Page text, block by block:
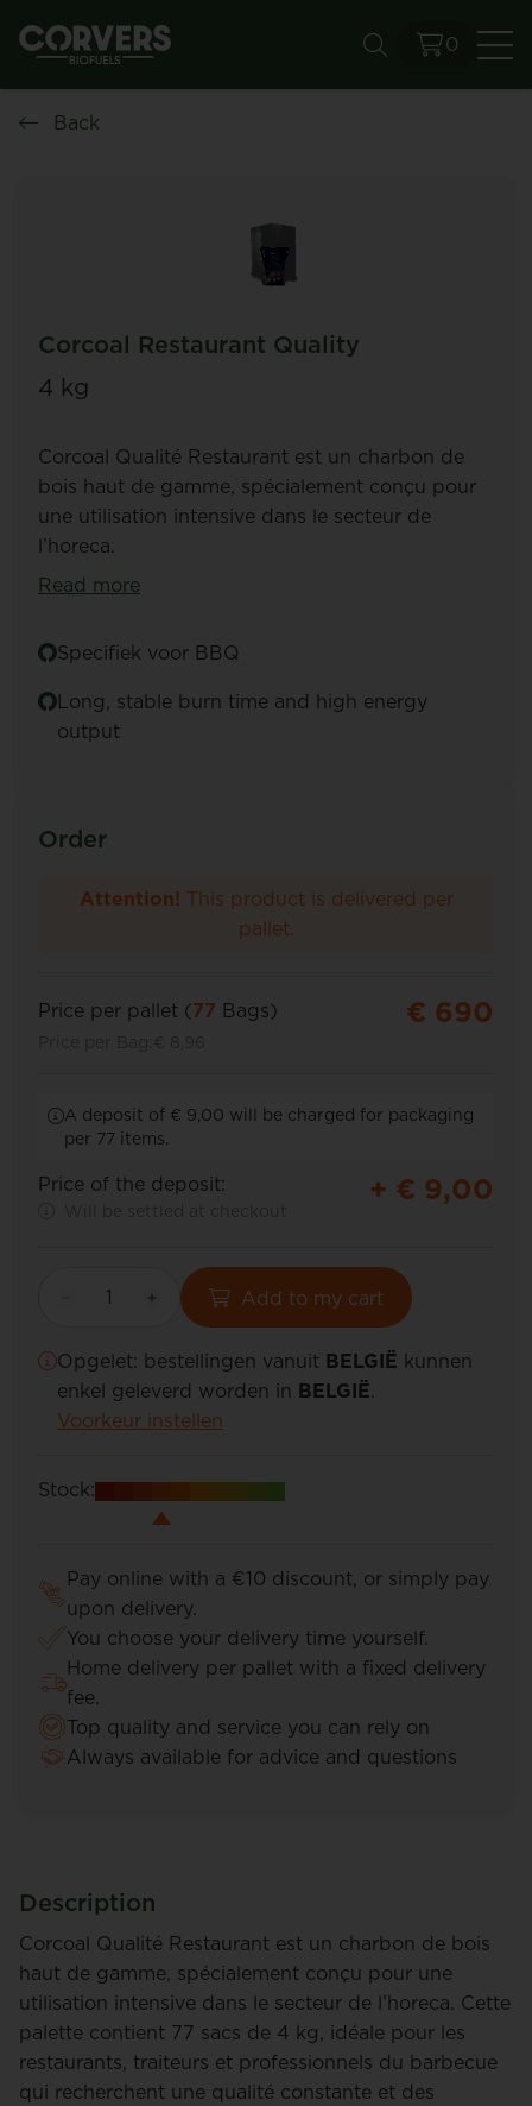
0
Back
Corcoal Restaurant Quality
4 kg
Corcoal Qualité Restaurant est un charbon de
bois haut de gamme, spécialement conçu pour
une utilisation intensive dans le secteur de
l’horeca.
Read more
Specifiek voor BBQ
Long, stable burn time and high energy
output
Order
Attention! This product is delivered per
pallet.
Price per pallet (77 Bags) € 690
A deposit of € 9,00 will be charged for packaging
per 77 items.
Price of the deposit: + € 9,00
Add to my cart
Opgelet: bestellingen vanuit BELGIË kunnen
enkel geleverd worden in BELGIË.
Voorkeur instellen
Stock:
Pay online with a €10 discount, or simply pay
upon delivery.
You choose your delivery time yourself.
Home delivery per pallet with a fixed delivery
fee.
Top quality and service you can rely on
Always available for advice and questions
Description
Corcoal Qualité Restaurant est un charbon de bois
haut de gamme, spécialement conçu pour une
utilisation intensive dans le secteur de l’horeca. Cette
palette contient 77 sacs de 4 kg, idéale pour les
restaurants, traiteurs et professionnels du barbecue
qui recherchent une qualité constante et des